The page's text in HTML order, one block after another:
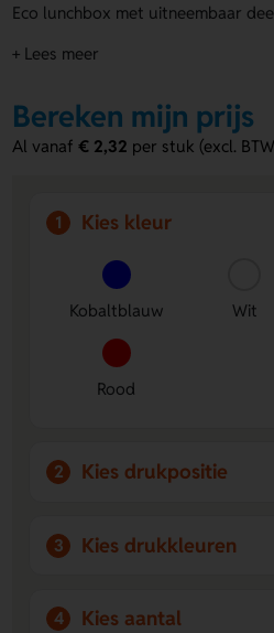
Eco lunchbox met uitneembaar
makkelijk een logo, naam of eigen
Voordelen van de Eco
uitneembaar deel
overzichtelijk en apart.
Ruimte voor jouw ontwerp
logo, naam of eigen ontwerp
Stevig en herbruikbaar
–
met een praktische kliksluiting.
+ Lees meer
Bereken mijn prijs
Al vanaf€ 2,32 per stuk (excl.
1 Kies kleur
Kobaltblauw Wit
Rood
2 Kies drukpositie
3 Kies drukkleuren
4 Kies aantal